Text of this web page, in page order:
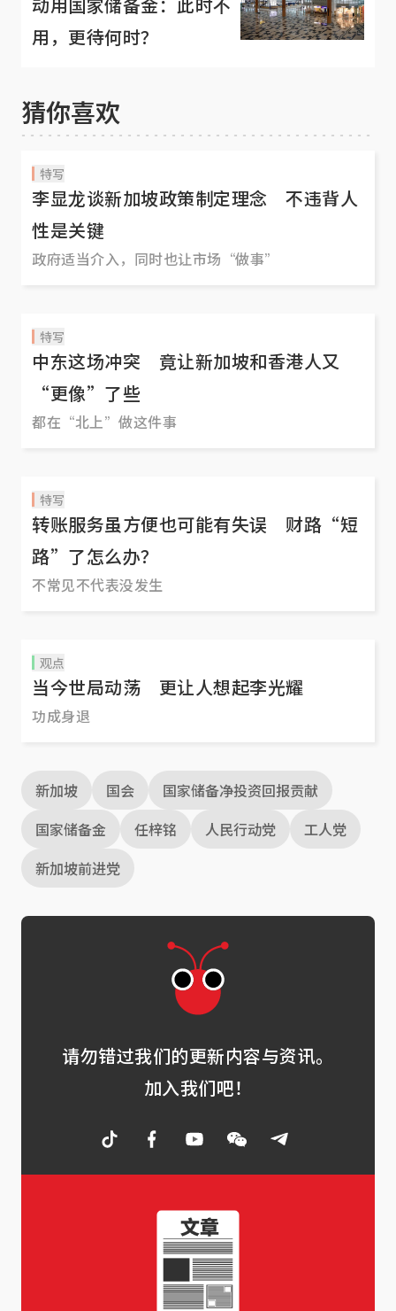
用，更待何时？
猜你喜欢
特写
李显龙谈新加坡政策制定理念 不违背人
性是关键
政府适当介入，同时也让市场“做事”
特写
中东这场冲突 竟让新加坡和香港人又
“更像”了些
都在“北上”做这件事
特写
转账服务虽方便也可能有失误 财路“短
路”了怎么办？
不常见不代表没发生
观点
当今世局动荡 更让人想起李光耀
功成身退
新加坡 国会
国家储备净投资回报贡献
国家储备金
任梓铭 人民行动党
工人党
新加坡前进党
请勿错过我们的更新内容与资讯。
加入我们吧！